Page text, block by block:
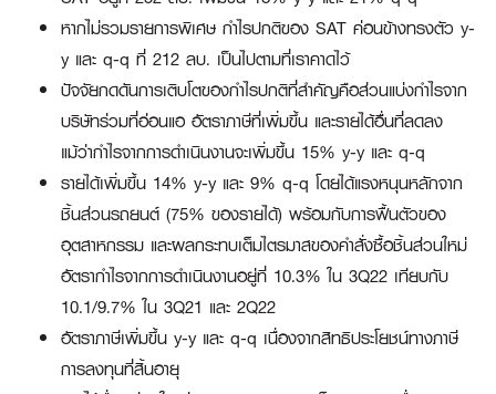
หากไม่รวมรายการพิเศษ กำไรปกติของ SAT ค่อนข้างทรงตัว y-
y และ q-q ที่ 212 ลบ. เป็นไปตามที่เราคาดไว้
ปัจจัยกดดันการเติบโตของกำไรปกติที่สำคัญคือส่วนแบ่งกำไรจาก
บริษัทร่วมที่อ่อนแอ อัตราภาษีที่เพิ่มขึ้น และรายได้อื่นที่ลดลง
แม้ว่ากำไรจากการดำเนินงานจะเพิ่มขึ้น 15% y-y และ q-q
รายได้เพิ่มขึ้น 14% y-y และ 9% q-q โดยได้แรงหนุนหลักจาก
ชิ้นส่วนรถยนต์ (75% ของรายได้) พร้อมกับการฟื้นตัวของ
อุตสาหกรรม และผลกระทบเต็มไตรมาสของคำสั่งซื้อชิ้นส่วนใหม่
อัตรากำไรจากการดำเนินงานอยู่ที่ 10.3% ใน 3Q22 เทียบกับ
10.1/9.7% ใน 3Q21 และ 2Q22
อัตราภาษีเพิ่มขึ้น y-y และ q-q เนื่องจากสิทธิประโยชน์ทางภาษี
การลงทุนที่สิ้นอายุ